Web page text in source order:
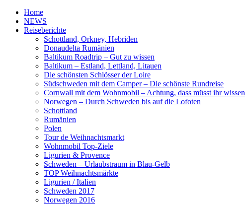
Home
NEWS
Reiseberichte
Schottland, Orkney, Hebriden
Donaudelta Rumänien
Baltikum Roadtrip – Gut zu wissen
Baltikum – Estland, Lettland, Litauen
Die schönsten Schlösser der Loire
Südschweden mit dem Camper – Die schönste Rundreise
Cornwall mit dem Wohnmobil – Achtung, dass müsst ihr wissen
Norwegen – Durch Schweden bis auf die Lofoten
Schottland
Rumänien
Polen
Tour de Weihnachtsmarkt
Wohnmobil Top-Ziele
Ligurien & Provence
Schweden – Urlaubstraum in Blau-Gelb
TOP Weihnachtsmärkte
Ligurien / Italien
Schweden 2017
Norwegen 2016